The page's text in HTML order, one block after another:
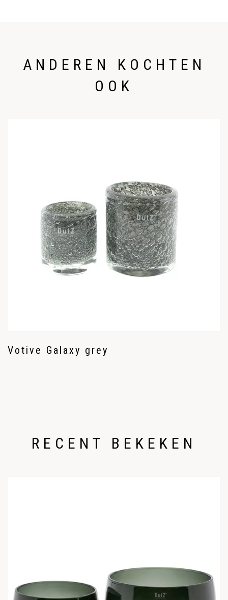
ANDEREN KOCHTEN
OOK
Votive Galaxy grey
RECENT BEKEKEN